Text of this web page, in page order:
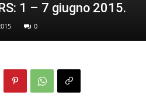
1 – 7 giugno 2015.
0